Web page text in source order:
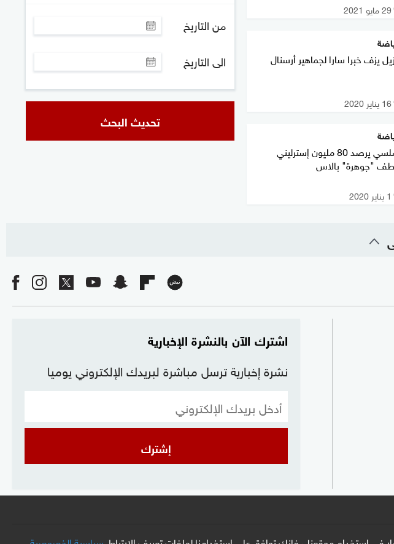
29 مايو 2021
يزف خبرا سارا لجماهير أرسنال
16 يناير 2020
تشلسي يرصد 80 مليون إسترليني
"جوهرة" بالاس
1 يناير 2020
من التاريخ
الى التاريخ
تحديث البحث
اشترك الآن بالنشرة الإخبارية
نشرة إخبارية ترسل مباشرة لبريدك الإلكتروني يوميا
إشترك